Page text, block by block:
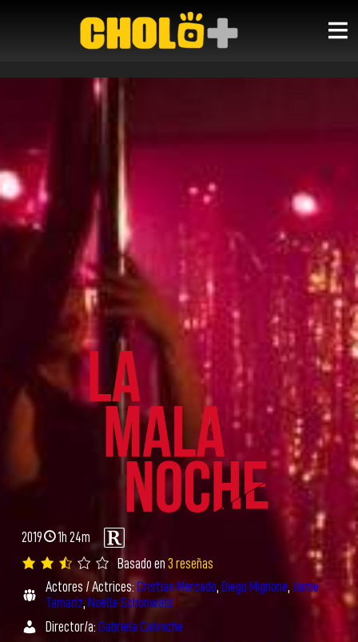
2019
1h 24m
Basado en 3 reseñas
Actores / Actrices: Cristian Mercado, Diego Mignone, Jaime
Tamariz, Noëlle Schönwald
Director/a: Gabriela Calvache